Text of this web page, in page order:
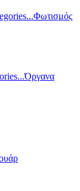
Φωτισμός
Όργανα